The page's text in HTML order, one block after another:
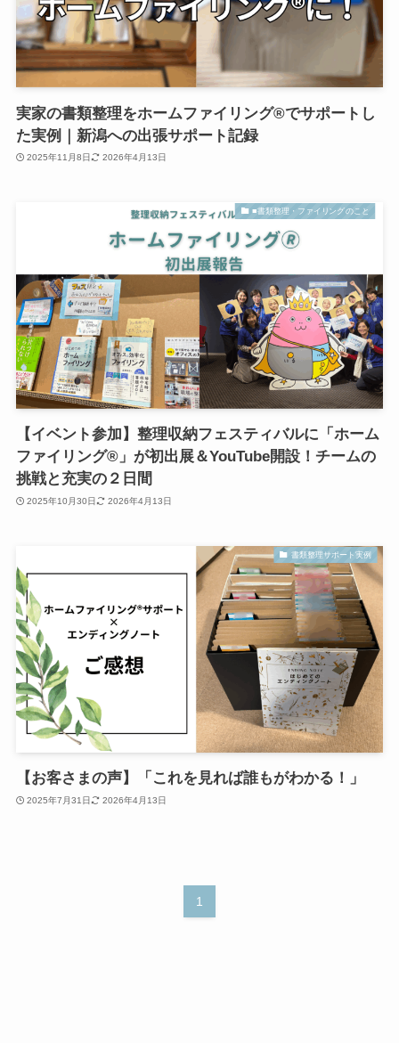
実家の書類整理をホームファイリング®でサポートし
た実例｜新潟への出張サポート記録
2025年11月8日 2026年4月13日
■書類整理・ファイリングのこと
【イベント参加】整理収納フェスティバルに「ホーム
ファイリング®」が初出展＆YouTube開設！チームの
挑戦と充実の２日間
2025年10月30日 2026年4月13日
書類整理サポート実例
【お客さまの声】「これを見れば誰もがわかる！」
2025年7月31日 2026年4月13日
1